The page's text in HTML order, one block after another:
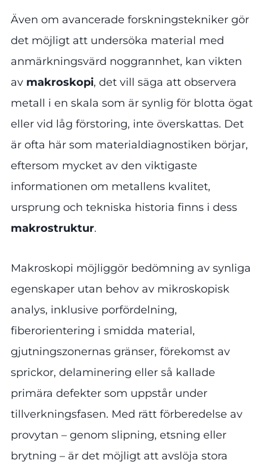
Även om avancerade forskningstekniker gör
det möjligt att undersöka material med
anmärkningsvärd noggrannhet, kan vikten
av makroskopi, det vill säga att observera
metall i en skala som är synlig för blotta ögat
eller vid låg förstoring, inte överskattas. Det
är ofta här som materialdiagnostiken börjar,
eftersom mycket av den viktigaste
informationen om metallens kvalitet,
ursprung och tekniska historia finns i dess
makrostruktur.
Makroskopi möjliggör bedömning av synliga
egenskaper utan behov av mikroskopisk
analys, inklusive porfördelning,
fiberorientering i smidda material,
gjutningszonernas gränser, förekomst av
sprickor, delaminering eller så kallade
primära defekter som uppstår under
tillverkningsfasen. Med rätt förberedelse av
provytan – genom slipning, etsning eller
brytning – är det möjligt att avslöja stora